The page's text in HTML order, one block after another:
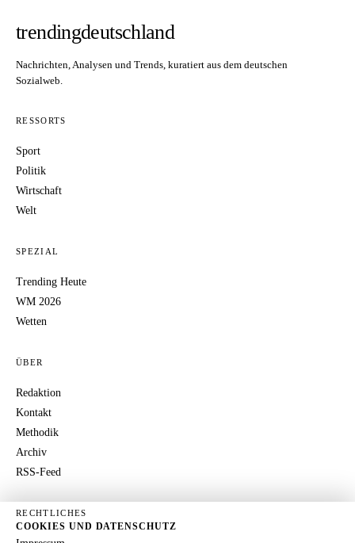
trendingdeutschland
Nachrichten, Analysen und Trends, kuratiert aus dem deutschen
Sozialweb.
RESSORTS
Sport
Politik
Wirtschaft
Welt
SPEZIAL
Trending Heute
WM 2026
Wetten
ÜBER
Redaktion
Kontakt
Methodik
Archiv
RSS-Feed
RECHTLICHES
COOKIES UND DATENSCHUTZ